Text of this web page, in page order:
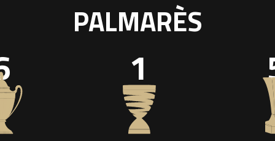
PALMARÈS
1